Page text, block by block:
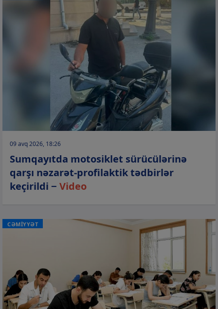
09 avq 2026, 18:26
Sumqayıtda motosiklet sürücülərinə
qarşı nəzarət-profilaktik tədbirlər
keçirildi − Video
CƏMİYYƏT